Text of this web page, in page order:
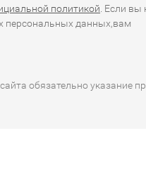
политикой . Если вы
персональных данных,вам
обязательно указание